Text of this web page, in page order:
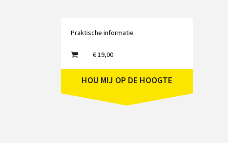
Praktische informatie
€ 19,00
HOU MIJ OP DE HOOGTE